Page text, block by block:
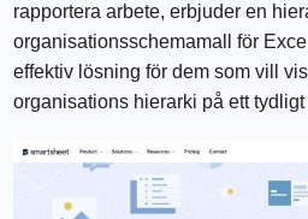
rapportera arbete, erbjuder en
organisationsschemamall för
effektiv lösning för dem som vill
organisations hierarki på ett